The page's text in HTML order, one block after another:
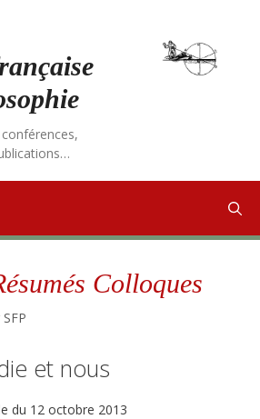
Colloques
SFP
et nous
du 12 octobre 2013